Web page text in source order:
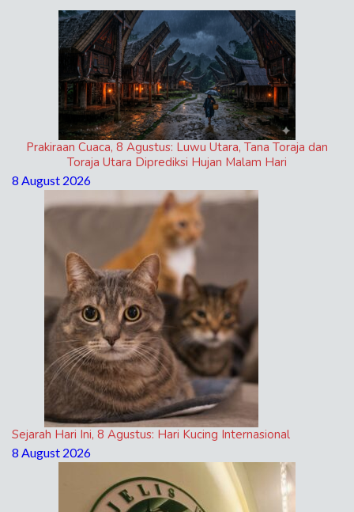
Prakiraan Cuaca, 8 Agustus: Luwu Utara, Tana Toraja dan
Toraja Utara Diprediksi Hujan Malam Hari
8 August 2026
Sejarah Hari Ini, 8 Agustus: Hari Kucing Internasional
8 August 2026